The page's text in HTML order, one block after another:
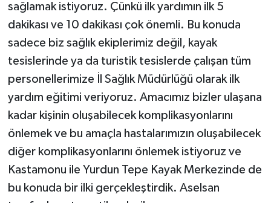
sağlamak istiyoruz. Çünkü ilk yardımın ilk 5
dakikası ve 10 dakikası çok önemli. Bu konuda
sadece biz sağlık ekiplerimiz değil, kayak
tesislerinde ya da turistik tesislerde çalışan tüm
personellerimize İl Sağlık Müdürlüğü olarak ilk
yardım eğitimi veriyoruz. Amacımız bizler ulaşana
kadar kişinin oluşabilecek komplikasyonlarını
önlemek ve bu amaçla hastalarımızın oluşabilecek
diğer komplikasyonlarını önlemek istiyoruz ve
Kastamonu ile Yurdun Tepe Kayak Merkezinde de
bu konuda bir ilki gerçekleştirdik. Aselsan